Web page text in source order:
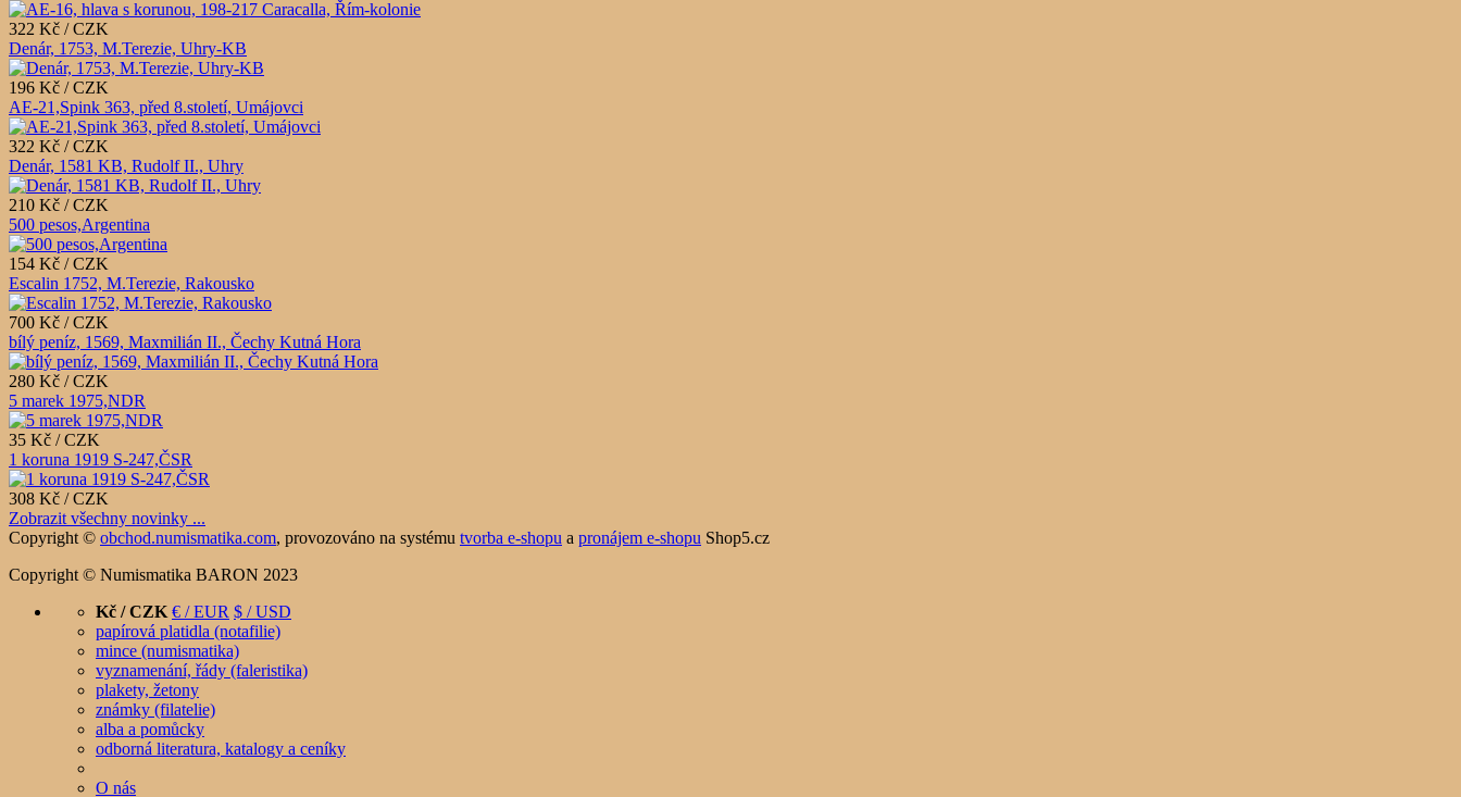
322 Kč / CZK
Denár, 1753, M.Terezie, Uhry-KB
196 Kč / CZK
AE-21,Spink 363, před 8.století, Umájovci
322 Kč / CZK
Denár, 1581 KB, Rudolf II., Uhry
210 Kč / CZK
500 pesos,Argentina
154 Kč / CZK
Escalin 1752, M.Terezie, Rakousko
700 Kč / CZK
bílý peníz, 1569, Maxmilián II., Čechy Kutná Hora
280 Kč / CZK
5 marek 1975,NDR
35 Kč / CZK
1 koruna 1919 S-247,ČSR
308 Kč / CZK
Zobrazit všechny novinky ...
Copyright © obchod.numismatika.com, provozováno na systému tvorba e-shopu a pronájem e-shopu Shop5.cz
Copyright © Numismatika BARON 2023
Kč / CZK € / EUR $ / USD
papírová platidla (notafilie)
mince (numismatika)
vyznamenání, řády (faleristika)
plakety, žetony
známky (filatelie)
alba a pomůcky
odborná literatura, katalogy a ceníky
O nás